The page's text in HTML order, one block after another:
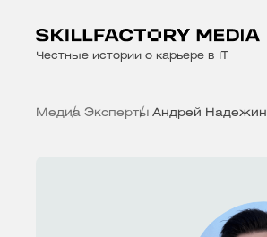
Честные истории о карьере в IT
Медиа Эксперты Андрей Надежин